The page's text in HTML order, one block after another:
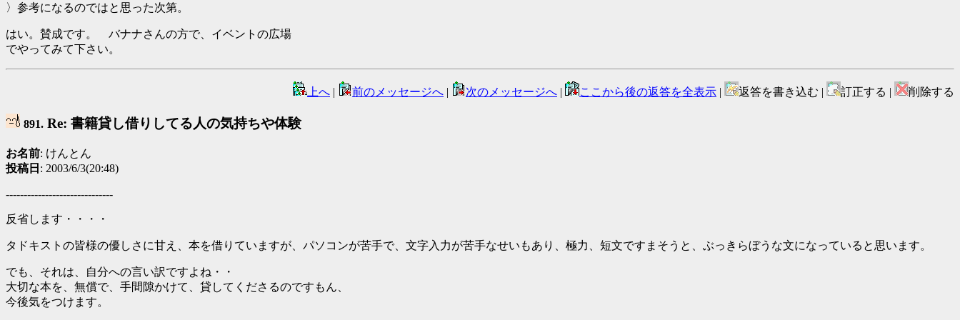
〉参考になるのではと思った次第。
はい。賛成です。 バナナさんの方で、イベントの広場
でやってみて下さい。
上へ | 前のメッセージへ | 次のメッセージへ | ここから後の返答を全表示 | 返答を書き込む | 訂正する | 削除する
891. Re: 書籍貸し借りしてる人の気持ちや体験
お名前: けんとん
投稿日 : 2003/6/3(20:48)
------------------------------
反省します・・・・
タドキストの皆様の優しさに甘え、本を借りていますが、パソコンが苦手で、文字入力が苦手なせいもあり、極力、短文ですまそうと、ぶっきらぼうな文になっていると思います。
でも、それは、自分への言い訳ですよね・・
大切な本を、無償で、手間隙かけて、貸してくださるのですもん、
今後気をつけます。